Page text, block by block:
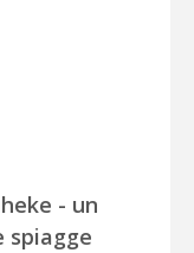
- un
spiagge